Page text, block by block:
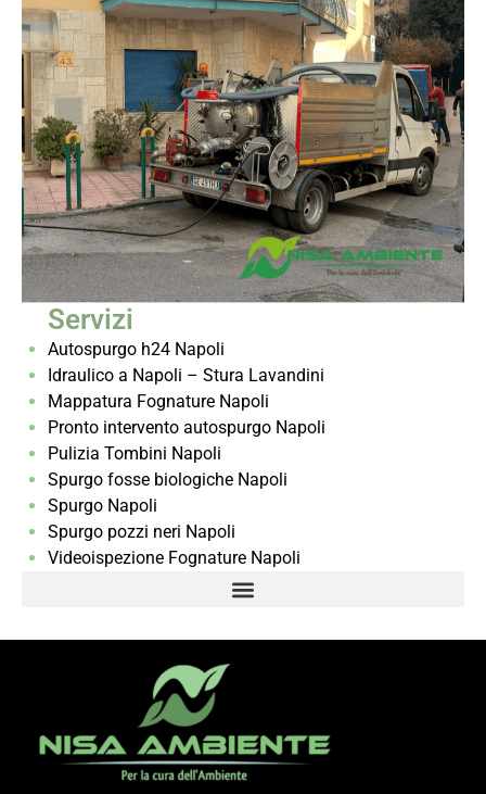
Servizi
Autospurgo h24 Napoli
Idraulico a Napoli – Stura Lavandini
Mappatura Fognature Napoli
Pronto intervento autospurgo Napoli
Pulizia Tombini Napoli
Spurgo fosse biologiche Napoli
Spurgo Napoli
Spurgo pozzi neri Napoli
Videoispezione Fognature Napoli